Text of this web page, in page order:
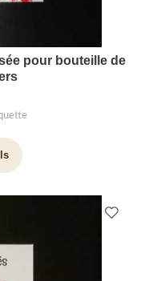
pour bouteille de